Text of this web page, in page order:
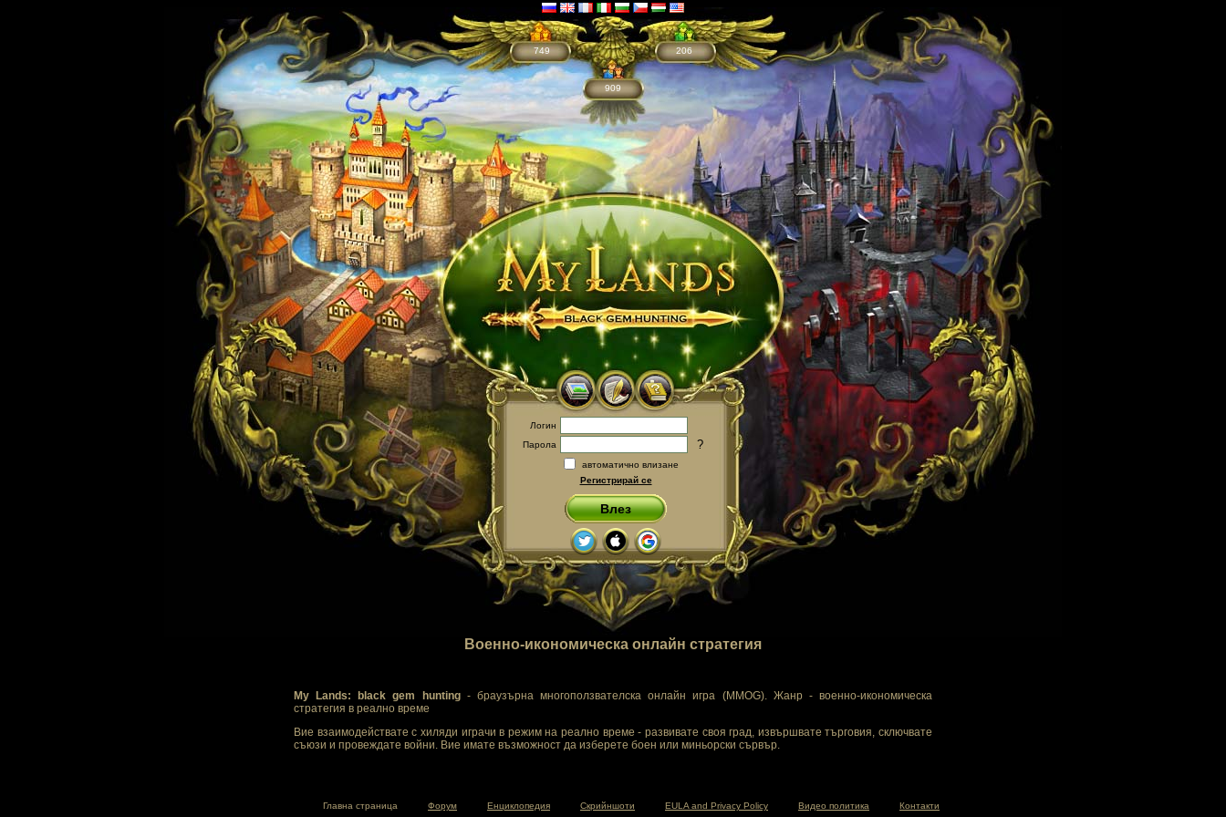
749
909
206
Логин
Парола
?
автоматично влизане
Регистрирай се
Влез
Военно-икономическа онлайн стратегия
My Lands: black gem hunting- браузърна многоползвателска онлайн игра (MMOG). Жанр - военно-икономическа
стратегия в реално време
Вие взаимодействате с хиляди играчи в режим на реално време - развивате своя град, извършвате търговия, сключвате
съюзи и провеждате войни. Вие имате възможност да изберете боен или миньорски сървър.
Главна страница Форум Енциклопедия Скрийншоти EULA and Privacy Policy Видео политика Контакти